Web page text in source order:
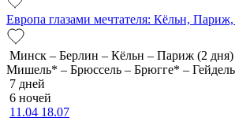
Европа глазами мечтателя: Кёльн,
Минск – Берлин – Кёльн – Париж (2
Мишель* – Брюссель – Брюгге* –
7 дней
6 ночей
11.04 18.07